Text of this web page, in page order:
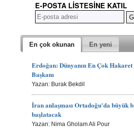
E-POSTA LISTESINE KATIL
En çok okunan En yeni
Erdoğan: Dünyanın En Çok
Başkanı
Yazan: Burak Bekdil
İran anlaşması Ortadoğu'da büyük
başlatacak
Yazan: Nima Gholam Ali Pour